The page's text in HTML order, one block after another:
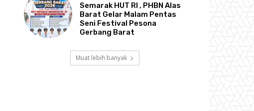
Semarak HUT RI , PHBN Alas
Barat Gelar Malam Pentas
Seni Festival Pesona
Gerbang Barat
Muat lebih banyak